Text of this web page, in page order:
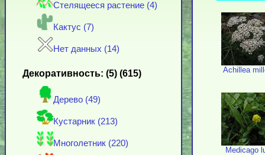
Стелящееся растение (4)
Кактус (7)
Нет данных (14)
Декоративность: (5) (615)
Дерево (49)
Кустарник (213)
Многолетник (220)
Achillea
Medicago